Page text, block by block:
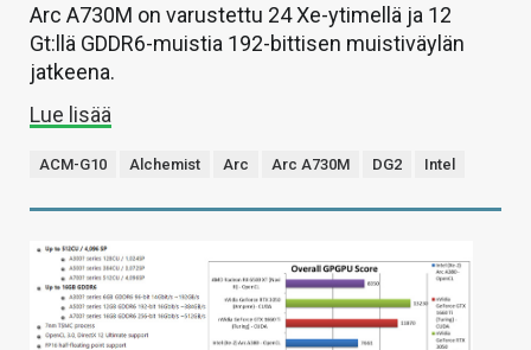
Arc A730M on varustettu 24 Xe-ytimellä ja 12
Gt:llä GDDR6-muistia 192-bittisen muistiväylän
jatkeena.
Lue lisää
ACM-G10 Alchemist Arc Arc A730M DG2 Intel